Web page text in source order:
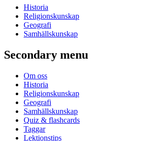
Historia
Religionskunskap
Geografi
Samhällskunskap
Secondary menu
Om oss
Historia
Religionskunskap
Geografi
Samhällskunskap
Quiz & flashcards
Taggar
Lektionstips